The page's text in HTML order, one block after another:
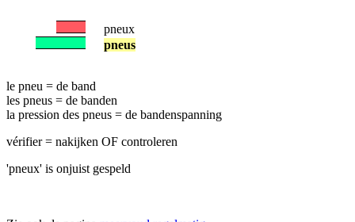
pneux
pneus
le pneu = de band
les pneus = de banden
la pression des pneus = de bandenspanning
vérifier = nakijken OF controleren
'pneux' is onjuist gespeld